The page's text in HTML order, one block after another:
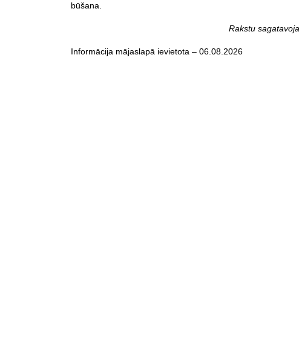
būšana.
Rakstu
Informācija mājaslapā ievietota – 06.08.2026